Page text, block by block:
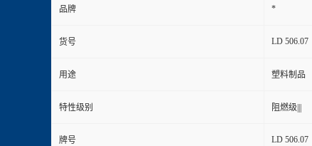
品牌 *
货号 LD 506.07
用途 塑料制品
特性级别 阻燃级|||
牌号 LD 506.07